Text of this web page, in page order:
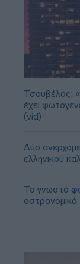
Τσουβέλας:
έχει
(vid)
Δύο
ελληνικού
Το γνωστό